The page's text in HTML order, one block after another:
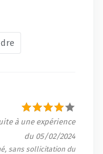
à une expérience
du 05/02/2024
sans sollicitation du